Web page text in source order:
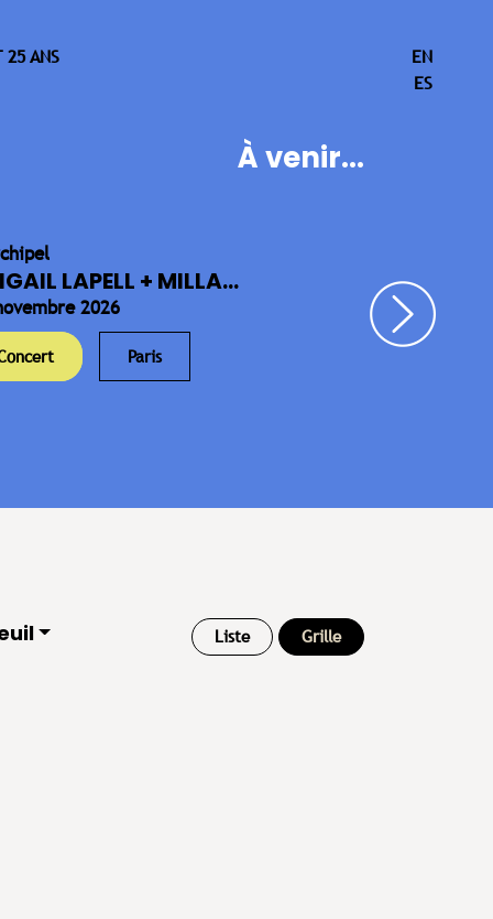
25 ANS
EN
ES
À venir...
LAPELL + MILLA...
2026
Paris
Liste Grille